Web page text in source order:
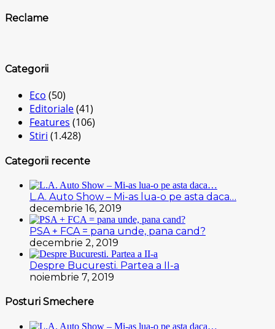
Reclame
Categorii
Eco (50)
Editoriale(41)
Features (106)
Stiri (1.428)
Categorii recente
L.A. Auto Show – Mi-as lua-o pe asta daca…
decembrie 16, 2019
PSA + FCA = pana unde, pana cand?
decembrie 2, 2019
Despre Bucuresti. Partea a II-a
noiembrie 7, 2019
Posturi Smechere